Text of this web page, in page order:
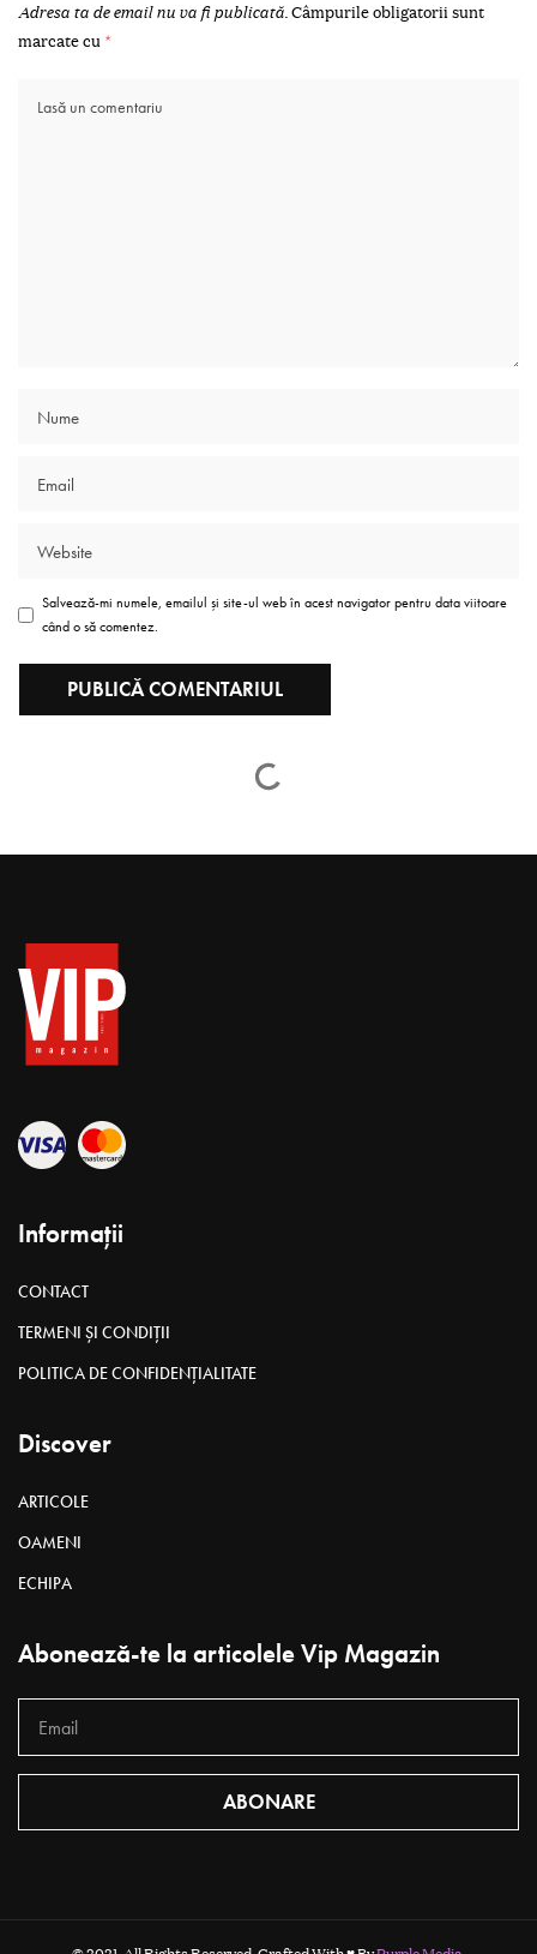
Adresa ta de email nu va fi publicată.Câmpurile obligatorii sunt
marcate cu *
Salvează-mi numele, emailul și site-ul web în acest navigator pentru data viitoare
când o să comentez.
HEALTH & BEAUTY
A creat un adevărat imperiu al frumuseții – începând cu
terminând cu școala de beauty, suplimentele alimentare și
vrea să înceapă o afacere, mare sau mică, în sfera beauty,
încununând cu aparate de zeci de mii de euro.
FONDATOR ROFILENA
DATA ȘI LOCUL NAȘTERII: 18.09.1981, S. VORNICENI, R-NUL
STUDII: FACULTATEA DE DREPT, USM
RAND
COORDONARE: RODICA CIORĂNICĂ
FOTO:ELISABETH CUJBA-ZHILTSOVA
Demers către perfecțiune